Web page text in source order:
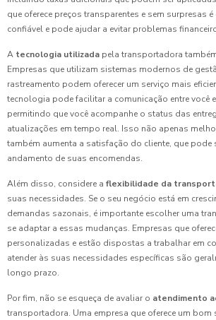
que oferece preços transparentes e sem surpresas
confiável e pode ajudar a evitar problemas
A tecnologia utilizada pela transportadora
Empresas que utilizam sistemas modernos de
rastreamento podem oferecer um serviço mais
tecnologia pode facilitar a comunicação entre você
permitindo que você acompanhe o status das
atualizações em tempo real. Isso não apenas
também aumenta a satisfação do cliente, que
andamento de suas encomendas.
Além disso, considere a flexibilidade da
suas necessidades. Se o seu negócio está em
demandas sazonais, é importante escolher uma
se adaptar a essas mudanças. Empresas que
personalizadas e estão dispostas a trabalhar em
atender às suas necessidades específicas são
longo prazo.
Por fim, não se esqueça de avaliar o atendimento
transportadora. Uma empresa que oferece um